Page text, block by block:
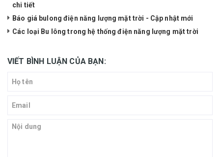
chi tiết
Báo giá bulong điện năng lượng mặt trời - Cập nhật mới
Các loại Bu lông trong hệ thống điện năng lượng mặt trời
VIẾT BÌNH LUẬN CỦA BẠN: